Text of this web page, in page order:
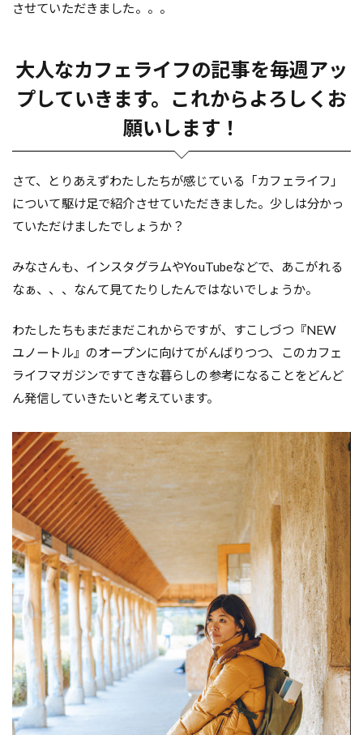
させていただきました。。。
大人なカフェライフの記事を毎週アッ
プしていきます。これからよろしくお
願いします！
さて、とりあえずわたしたちが感じている「カフェライフ」
について駆け足で紹介させていただきました。少しは分かっ
ていただけましたでしょうか？
みなさんも、インスタグラムやYouTubeなどで、あこがれる
なぁ、、、なんて見てたりしたんではないでしょうか。
わたしたちもまだまだこれからですが、すこしづつ『NEW
ユノートル』のオープンに向けてがんばりつつ、このカフェ
ライフマガジンですてきな暮らしの参考になることをどんど
ん発信していきたいと考えています。